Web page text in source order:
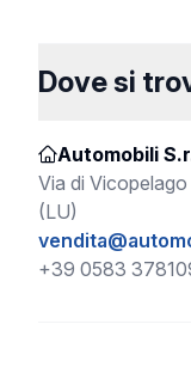
Dove si
Automobili
Via di
(LU)
+39 0583